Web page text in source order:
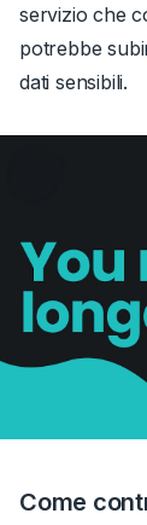
servizio che
potrebbe
dati sensibili.
Come